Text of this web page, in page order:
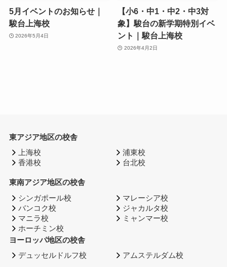
5月イベントのお知らせ｜
駿台上海校
2026年5月4日
【小6・中1・中2・中3対
象】駿台の新学期特別イベ
ント｜駿台上海校
2026年4月2日
東アジア地区の校舎
上海校
香港校
浦東校
台北校
東南アジア地区の校舎
シンガポール校
バンコク校
マニラ校
ホーチミン校
マレーシア校
ジャカルタ校
ミャンマー校
ヨーロッパ地区の校舎
デュッセルドルフ校
アムステルダム校